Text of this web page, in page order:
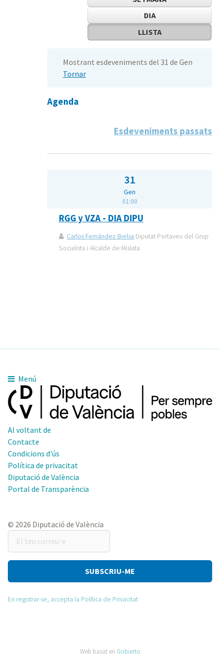
DIA
LLISTA
Mostrant esdeveniments del 31 de Gen
Tornar
Agenda
Esdeveniments passats
31
Gen
01:00
RGG y VZA - DIA DIPU
Carlos Fernández Bielsa Diputat Portaveu del Grup
Socialista i Alcalde de Mislata
Menú
Al voltant de
Contacte
Condicions d'ús
Política de privacitat
Diputació de València
Portal de Transparència
© 2026 Diputació de València
El
teu
correu-
En registrar-se, accepta la Política de Privacitat
Web basat en Gobierto